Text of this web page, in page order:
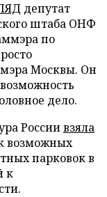
депутат
штаба ОНФ
по
мэра Москвы. Он
дело.
Россиивзяла
возможных
парковок в
к